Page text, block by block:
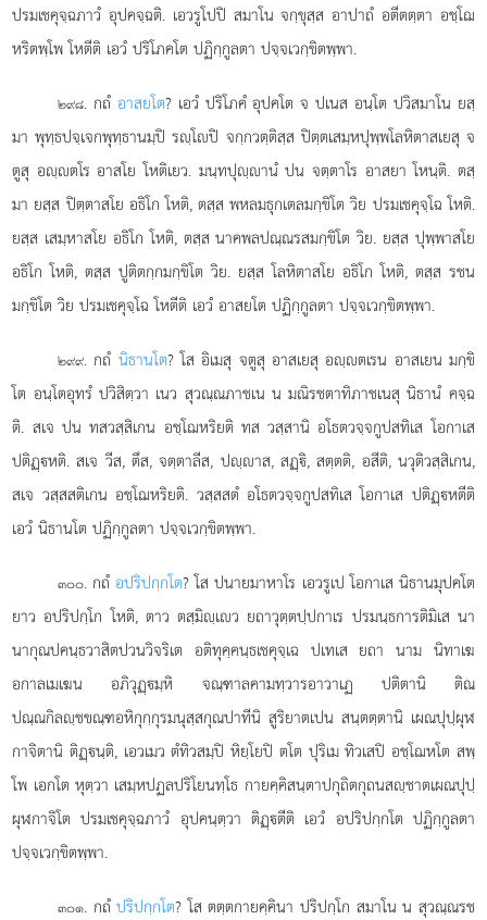
ปรมเชคุจฺฉภาวํ อุปคจฺฉติ. เอวรูโปปิ สมาโน จกฺขุสฺส อาปาถํ อตีตตฺตา อชฺโฌ
หริตพฺโพ โหตีติ เอวํ ปริโภคโต ปฏิกฺกูลตา ปจฺจเวกฺขิตพฺพา.
๒๙๘. กถํ อาสยโต? เอวํ ปริโภคํ อุปคโต จ ปเนส อนฺโต ปวิสมาโน ยสฺ
มา พุทฺธปจฺเจกพุทฺธานมฺปิ รฺโปิ จกฺกวตฺติสฺส ปิตฺตเสมฺหปุพฺพโลหิตาสเยสุ จ
ตูสุ อฺตโร อาสโย โหติเยว. มนฺทปุฺานํ ปน จตฺตาโร อาสยา โหนฺติ. ตสฺ
มา ยสฺส ปิตฺตาสโย อธิโก โหติ, ตสฺส พหลมธุกเตลมกฺขิโต วิย ปรมเชคุจฺโฉ โหติ.
ยสฺส เสมฺหาสโย อธิโก โหติ, ตสฺส นาคพลปณฺณรสมกฺขิโต วิย. ยสฺส ปุพฺพาสโย
อธิโก โหติ, ตสฺส ปูติตกฺกมกฺขิโต วิย. ยสฺส โลหิตาสโย อธิโก โหติ, ตสฺส รชน
มกฺขิโต วิย ปรมเชคุจฺโฉ โหตีติ เอวํ อาสยโต ปฏิกฺกูลตา ปจฺจเวกฺขิตพฺพา.
๒๙๙. กถํ นิธานโต? โส อิเมสุ จตูสุ อาสเยสุ อฺตเรน อาสเยน มกฺขิ
โต อนฺโตอุทรํ ปวิสิตฺวา เนว สุวณฺณภาชเน น มณิรชตาทิภาชเนสุ นิธานํ คจฺฉ
ติ. สเจ ปน ทสวสฺสิเกน อชฺโฌหริยติ ทส วสฺสานิ อโธตวจฺจกูปสทิเส โอกาเส
ปติฏฺหติ. สเจ วีส, ตึส, จตฺตาลีส, ปฺาส, สฏฺิ, สตฺตติ, อสีติ, นวุติวสฺสิเกน,
สเจ วสฺสสติเกน อชฺโฌหริยติ. วสฺสสตํ อโธตวจฺจกูปสทิเสโอกาเส ปติฏฺหตีติ
เอวํ นิธานโต ปฏิกฺกูลตา ปจฺจเวกฺขิตพฺพา.
๓๐๐. กถํอปริปกฺกโต? โส ปนายมาหาโร เอวรูเป โอกาเส นิธานมุปคโต
ยาว อปริปกฺโก โหติ, ตาว ตสฺมิฺเว ยถาวุตฺตปฺปกาเร ปรมนฺธการติมิเส นา
นากุณปคนฺธวาสิตปวนวิจริเต อติทุคฺคนฺธเชคุจฺเฉ ปเทเส ยถา นาม นิทาเฆ
อกาลเมเฆน อภิวุฏฺมฺหิ จณฺฑาลคามทฺวารอาวาเฏ ปติตานิ ติณ
ปณฺณกิลฺชขณฺฑอหิกุกฺกุรมนุสฺสกุณปาทีนิ สูริยาตเปน สนฺตตฺตานิ เผณปุปฺผุฬ
กาจิตานิ ติฏฺนฺติ, เอวเมว ตํทิวสมฺปิ หิยฺโยปิ ตโต ปุริเม ทิวเสปิ อชฺโฌหโต สพฺ
โพ เอกโต หุตฺวา เสมฺหปฏลปริโยนทฺโธ กายคฺคิสนฺตาปกุถิตกุถนสฺชาตเผณปุปฺ
ผุฬกาจิโต ปรมเชคุจฺฉภาวํ อุปคนฺตฺวา ติฏฺตีติ เอวํ อปริปกฺกโต ปฏิกฺกูลตา
ปจฺจเวกฺขิตพฺพา.
๓๐๑. กถํปริปกฺกโต? โส ตตฺตกายคฺคินา ปริปกฺโก สมาโน น สุวณฺณรช